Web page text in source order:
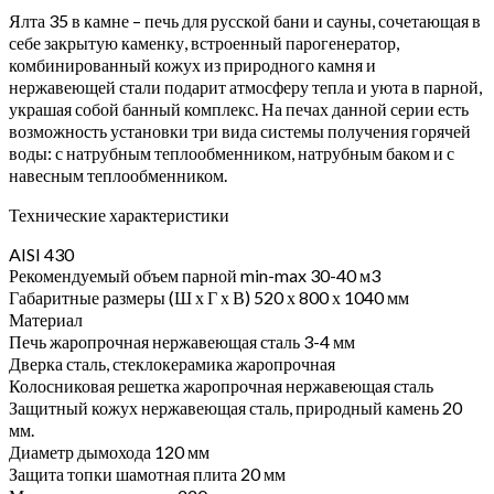
Ялта 35 в камне – печь для русской бани и сауны, сочетающая в
себе закрытую каменку, встроенный парогенератор,
комбинированный кожух из природного камня и
нержавеющей стали подарит атмосферу тепла и уюта в парной,
украшая собой банный комплекс. На печах данной серии есть
возможность установки три вида системы получения горячей
воды: с натрубным теплообменником, натрубным баком и с
навесным теплообменником.
Технические характеристики
AISI 430
Рекомендуемый объем парной min-max 30-40 м3
Габаритные размеры (Ш х Г х В) 520 х 800 х 1040 мм
Материал
Печь жаропрочная нержавеющая сталь 3-4 мм
Дверка сталь, стеклокерамика жаропрочная
Колосниковая решетка жаропрочная нержавеющая сталь
Защитный кожух нержавеющая сталь, природный камень 20
мм.
Диаметр дымохода 120 мм
Защита топки шамотная плита 20 мм